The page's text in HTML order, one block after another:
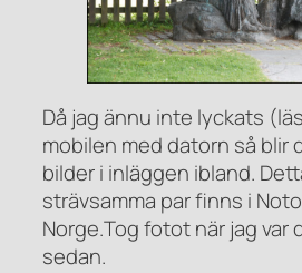
Då jag ännu inte lyckats
mobilen med datorn så blir
bilder i inläggen ibland.
strävsamma par finns i
Norge.Tog fotot när jag var
sedan.